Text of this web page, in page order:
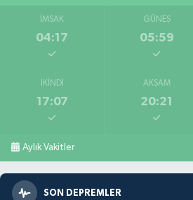
İMSAK
04:17
GÜNEŞ
05:59
İKINDI
17:07
AKŞAM
20:21
Aylık Vakitler
SON DEPREMLER